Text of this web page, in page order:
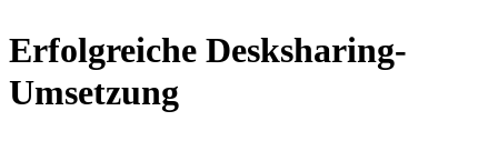
Erfolgreiche Desksharing-
Umsetzung